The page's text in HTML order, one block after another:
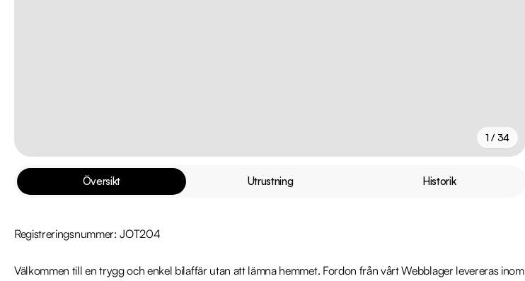
1 / 34
Översikt Utrustning Historik
Registreringsnummer: JOT204
Välkommen till en trygg och enkel bilaffär utan att lämna hemmet. Fordon från vårt Webblager levereras inom